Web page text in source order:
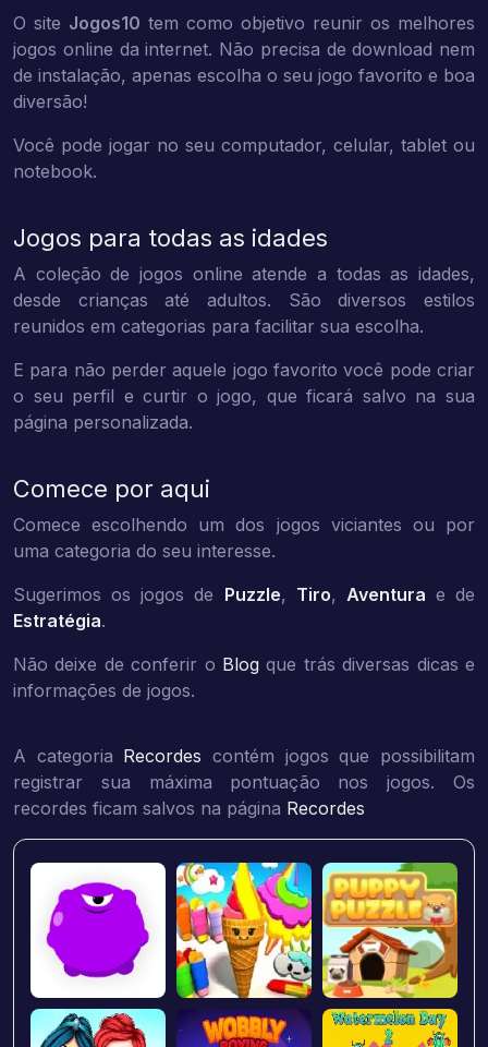
O site Jogos10 tem como objetivo reunir os melhores
jogos online da internet. Não precisa de download nem
de instalação, apenas escolha o seu jogo favorito e boa
diversão!
Você pode jogar no seu computador, celular, tablet ou
notebook.
Jogos para todas as idades
A coleção de jogos online atende a todas as idades,
desde crianças até adultos. São diversos estilos
reunidos em categorias para facilitar sua escolha.
E para não perder aquele jogo favorito você pode criar
o seu perfil e curtir o jogo, que ficará salvo na sua
página personalizada.
Comece por aqui
Comece escolhendo um dos jogos viciantes ou por
uma categoria do seu interesse.
Sugerimos os jogos de Puzzle, Tiro, Aventura e de
Estratégia.
Não deixe de conferir o Blog que trás diversas dicas e
informações de jogos.
A categoria Recordes contém jogos que possibilitam
registrar sua máxima pontuação nos jogos. Os
recordes ficam salvos na página Recordes